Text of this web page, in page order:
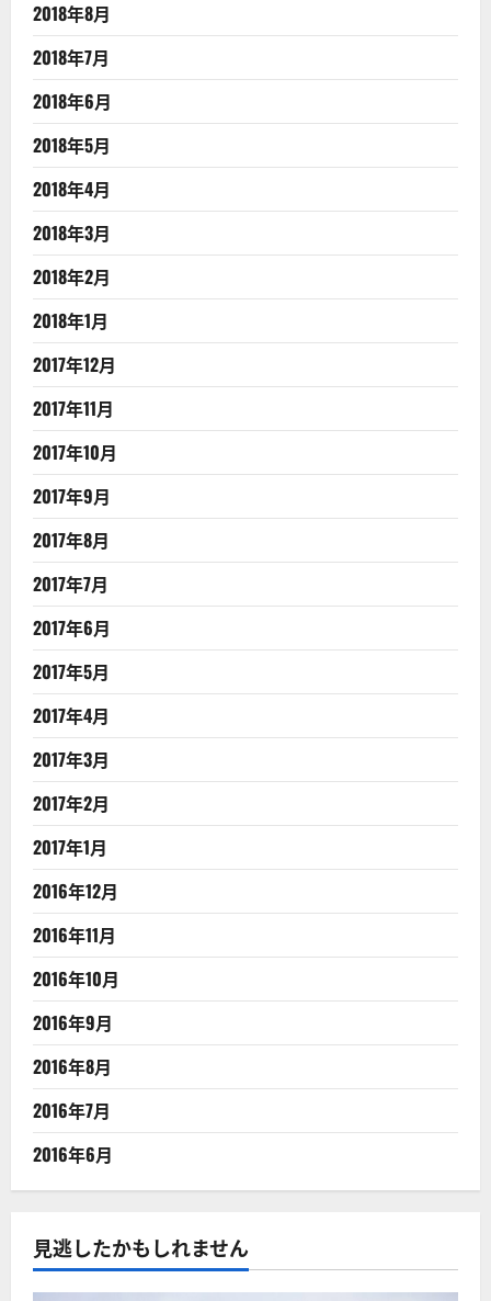
2018年8月
2018年7月
2018年6月
2018年5月
2018年4月
2018年3月
2018年2月
2018年1月
2017年12月
2017年11月
2017年10月
2017年9月
2017年8月
2017年7月
2017年6月
2017年5月
2017年4月
2017年3月
2017年2月
2017年1月
2016年12月
2016年11月
2016年10月
2016年9月
2016年8月
2016年7月
2016年6月
見逃したかもしれません